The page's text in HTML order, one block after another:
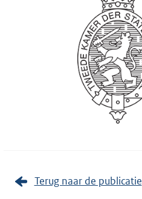
Terug naar de publicatie